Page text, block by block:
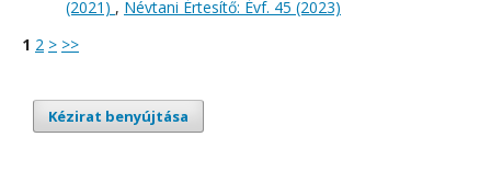
(2021) , Névtani Értesítő: Évf. 45 (2023)
1 2 > >>
Kézirat benyújtása